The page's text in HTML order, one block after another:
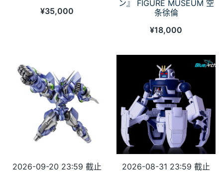
¥35,000
ン』 FIGURE MUSEUM 空
条徐倫
¥18,000
2026-09-20 23:59 截止
2026-08-31 23:59 截止